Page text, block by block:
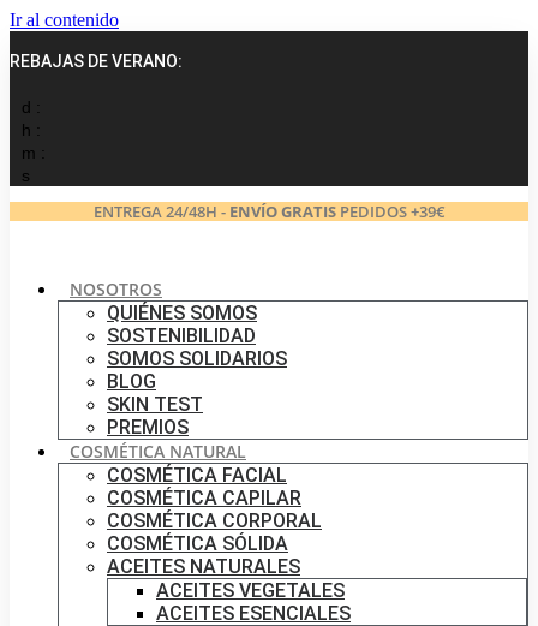
Ir al contenido
REBAJAS DE VERANO:
d :
h :
m :
s
ENTREGA 24/48H - ENVÍO GRATISPEDIDOS +39€
NOSOTROS
QUIÉNES SOMOS
SOSTENIBILIDAD
SOMOS SOLIDARIOS
BLOG
SKIN TEST
PREMIOS
COSMÉTICA NATURAL
COSMÉTICA FACIAL
COSMÉTICA CAPILAR
COSMÉTICA CORPORAL
COSMÉTICA SÓLIDA
ACEITES NATURALES
ACEITES VEGETALES
ACEITES ESENCIALES